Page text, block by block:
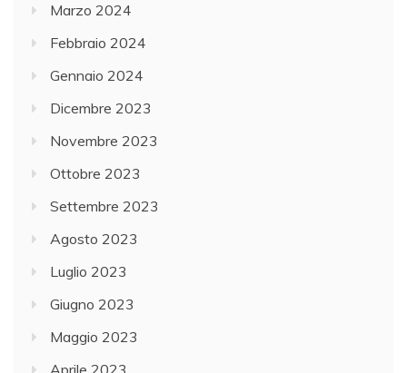
Marzo 2024
Febbraio 2024
Gennaio 2024
Dicembre 2023
Novembre 2023
Ottobre 2023
Settembre 2023
Agosto 2023
Luglio 2023
Giugno 2023
Maggio 2023